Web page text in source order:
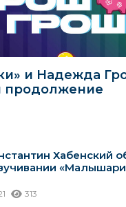
и Надежда
продолжение
Хабенский
313